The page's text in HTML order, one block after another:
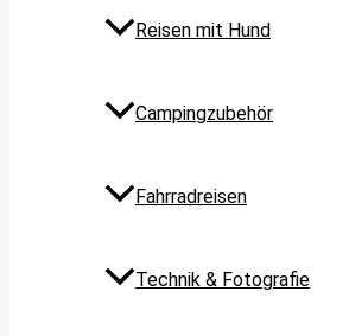
Reisen mit Hund
Campingzubehör
Fahrradreisen
Technik & Fotografie